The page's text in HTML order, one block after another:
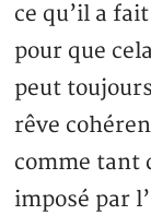
ce qu’il a
pour que
peut
rêve
comme tant
imposé par